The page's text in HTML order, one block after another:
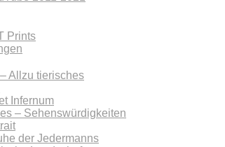
Prints
Allzu tierisches
Infernum
– Sehenswürdigkeiten
der Jedermanns